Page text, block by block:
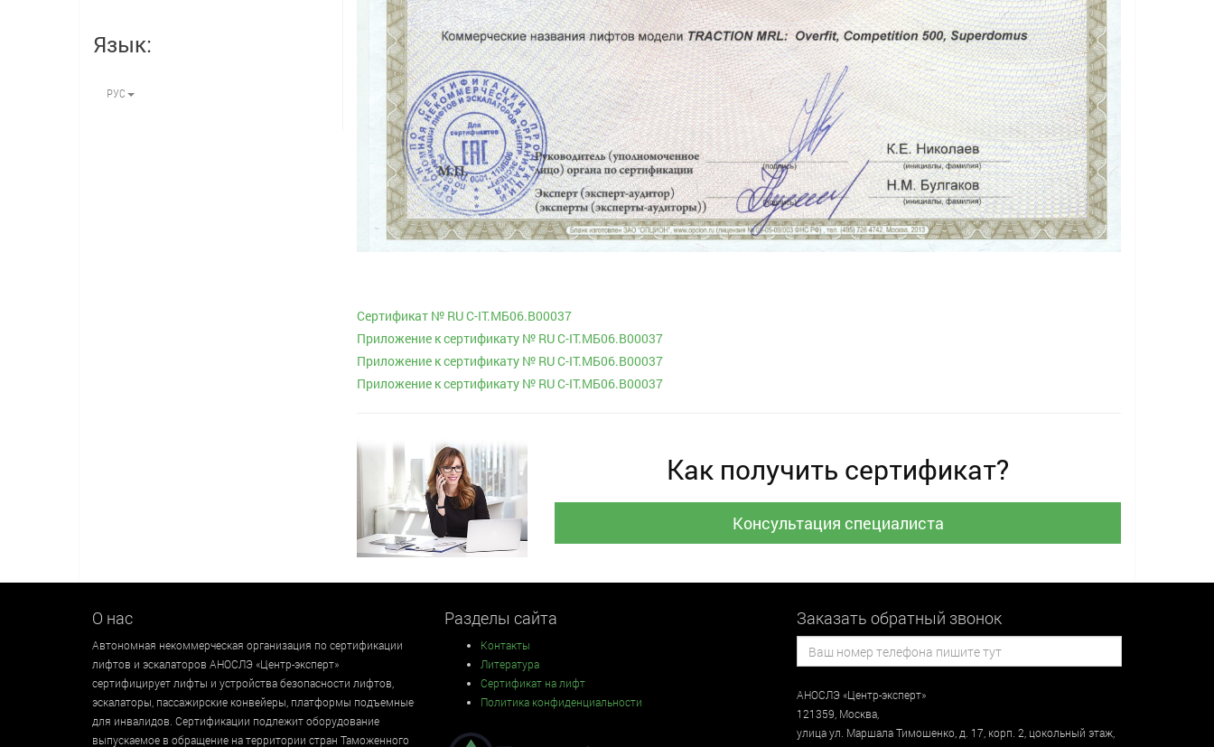
Cертификат № RU С-IT.МБ06.В00037
Приложение к сертификату № RU С-IT.МБ06.В00037
Приложение к сертификату № RU С-IT.МБ06.В00037
Приложение к сертификату № RU С-IT.МБ06.В00037
Как получить сертификат?
Консультация специалиста
Язык:
РУС
О нас
Автономная некоммерческая организация по сертификации
лифтов и эскалаторов АНОСЛЭ «Центр-эксперт»
сертифицирует лифты и устройства безопасности лифтов,
эскалаторы, пассажирские конвейеры, платформы подъемные
для инвалидов. Сертификации подлежит оборудование
выпускаемое в обращение на территории стран Таможенного
Разделы сайта
Контакты
Литература
Сертификат на лифт
Политика конфиденциальности
Заказать обратный звонок
АНОСЛЭ «Центр-эксперт»
121359 Москва
улицаул. Маршала Тимошенко, д. 17, корп. 2, цокольный этаж